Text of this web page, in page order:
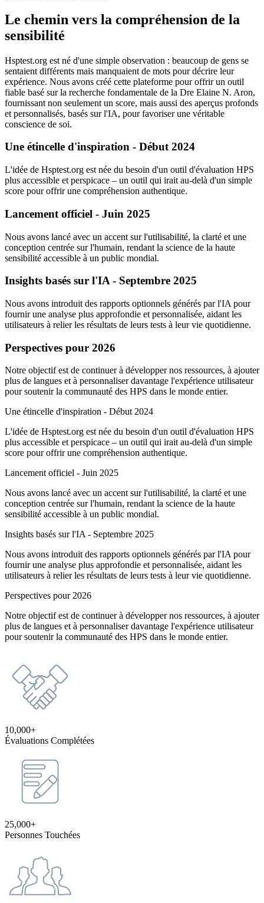
Le chemin vers la compréhension de la
sensibilité
Hsptest.org est né d'une simple observation : beaucoup de gens se
sentaient différents mais manquaient de mots pour décrire leur
expérience. Nous avons créé cette plateforme pour offrir un outil
fiable basé sur la recherche fondamentale de la Dre Elaine N. Aron,
fournissant non seulement un score, mais aussi des aperçus profonds
et personnalisés, basés sur l'IA, pour favoriser une véritable
conscience de soi.
Une étincelle d'inspiration - Début 2024
L'idée de Hsptest.org est née du besoin d'un outil d'évaluation HPS
plus accessible et perspicace – un outil qui irait au-delà d'un simple
score pour offrir une compréhension authentique.
Lancement officiel - Juin 2025
Nous avons lancé avec un accent sur l'utilisabilité, la clarté et une
conception centrée sur l'humain, rendant la science de la haute
sensibilité accessible à un public mondial.
Insights basés sur l'IA - Septembre 2025
Nous avons introduit des rapports optionnels générés par l'IA pour
fournir une analyse plus approfondie et personnalisée, aidant les
utilisateurs à relier les résultats de leurs tests à leur vie quotidienne.
Perspectives pour 2026
Notre objectif est de continuer à développer nos ressources, à ajouter
plus de langues et à personnaliser davantage l'expérience utilisateur
pour soutenir la communauté des HPS dans le monde entier.
Une étincelle d'inspiration - Début 2024
L'idée de Hsptest.org est née du besoin d'un outil d'évaluation HPS
plus accessible et perspicace – un outil qui irait au-delà d'un simple
score pour offrir une compréhension authentique.
Lancement officiel - Juin 2025
Nous avons lancé avec un accent sur l'utilisabilité, la clarté et une
conception centrée sur l'humain, rendant la science de la haute
sensibilité accessible à un public mondial.
Insights basés sur l'IA - Septembre 2025
Nous avons introduit des rapports optionnels générés par l'IA pour
fournir une analyse plus approfondie et personnalisée, aidant les
utilisateurs à relier les résultats de leurs tests à leur vie quotidienne.
Perspectives pour 2026
Notre objectif est de continuer à développer nos ressources, à ajouter
plus de langues et à personnaliser davantage l'expérience utilisateur
pour soutenir la communauté des HPS dans le monde entier.
10,000+
Évaluations Complétées
25,000+
Personnes Touchées